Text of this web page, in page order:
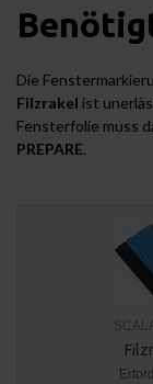
Die
Filzrakel ist
Fensterfolie muss
PREPARE.